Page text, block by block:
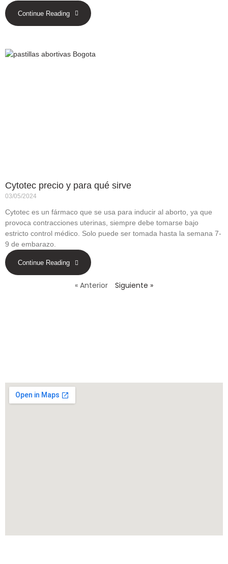
Continue Reading
Cytotec precio y para qué sirve
03/05/2024
Cytotec es un fármaco que se usa para inducir al aborto, ya que
provoca contracciones uterinas, siempre debe tomarse bajo
estricto control médico. Solo puede ser tomada hasta la semana 7-
9 de embarazo.
Continue Reading
« Anterior Siguiente »